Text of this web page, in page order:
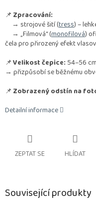
📌Zpracování:
→ strojové šití (tress) –
→ „Filmová“ (monofilová)
čela pro přirozený efekt
📌Velikost čepice: 54–56 cm
→ přizpůsobí se běžnému
📌Zobrazený odstín na
Detailní informace
ZEPTAT SE HLÍDAT
Související produkty